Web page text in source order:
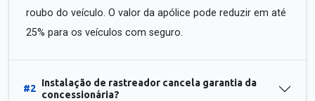
roubo do veículo. O valor da apólice pode reduzir em até
25% para os veículos com seguro.
#2
Instalação de rastreador cancela garantia da
concessionária?